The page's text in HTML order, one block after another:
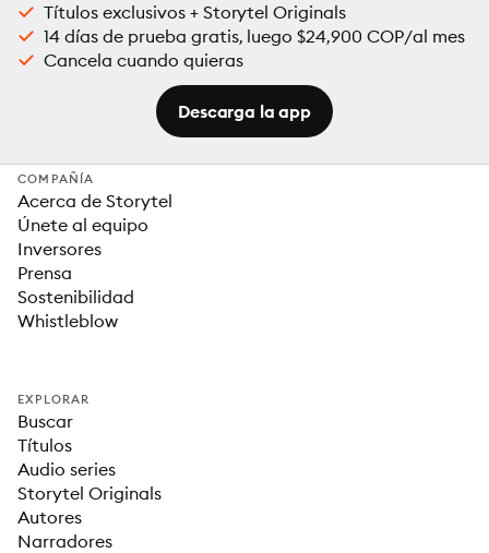
Títulos exclusivos + Storytel Originals
14 días de prueba gratis, luego $24,900 COP/al mes
Cancela cuando quieras
Descarga la app
COMPAÑÍA
Acerca de Storytel
Únete al equipo
Inversores
Prensa
Sostenibilidad
Whistleblow
EXPLORAR
Buscar
Títulos
Audio series
Storytel Originals
Autores
Narradores